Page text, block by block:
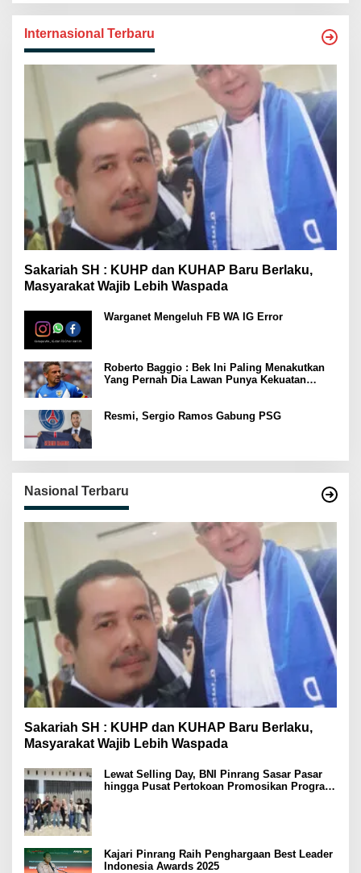
Internasional Terbaru
Sakariah SH : KUHP dan KUHAP Baru Berlaku,
Masyarakat Wajib Lebih Waspada
Warganet Mengeluh FB WA IG Error
Roberto Baggio : Bek Ini Paling Menakutkan
Yang Pernah Dia Lawan Punya Kekuatan
Resmi, Sergio Ramos Gabung PSG
Nasional Terbaru
Sakariah SH : KUHP dan KUHAP Baru Berlaku,
Masyarakat Wajib Lebih Waspada
Lewat Selling Day, BNI Pinrang Sasar Pasar
hingga Pusat Pertokoan Promosikan Program
Kajari Pinrang Raih Penghargaan Best Leader
Indonesia Awards 2025